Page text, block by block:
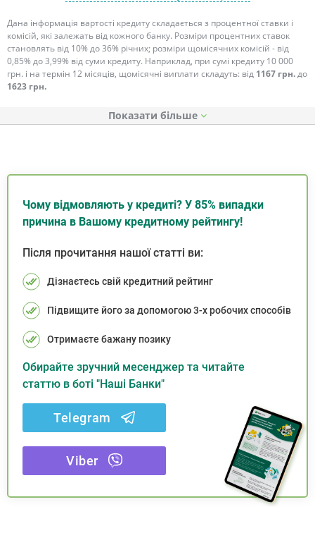
Дана інформація вартості кредиту складається з процентної ставки і
комісій, які залежать від кожного банку. Розміри процентних ставок
становлять від 10% до 36% річних; розміри щомісячних комісій - від
0,85% до 3,99% від суми кредиту. Наприклад, при сумі кредиту 10 000
грн. і на термін 12 місяців, щомісячні виплати складуть: від 1167 грн.до
1623 грн.
Показати
Чому відмовляють у кредиті? У 85% випадки
причина в Вашому кредитному рейтингу!
Після прочитання нашої статті ви:
Дізнаєтесь свій кредитний рейтинг
Підвищите його за допомогою 3-х робочих способів
Отримаєте бажану позику
Обирайте зручний месенджер та читайте
статтю в боті "Наші Банки"
Telegram
Viber